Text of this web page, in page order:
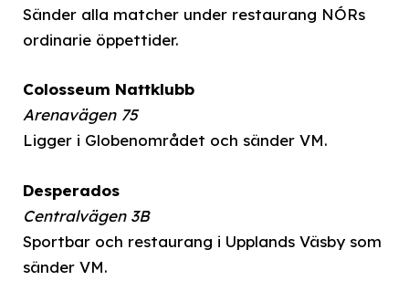
Sänder alla matcher under restaurang NÓRs
ordinarie öppettider.
Colosseum Nattklubb
Arenavägen 75
Ligger i Globenområdet och sänder VM.
Desperados
Centralvägen 3B
Sportbar och restaurang i Upplands Väsby som
sänder VM.